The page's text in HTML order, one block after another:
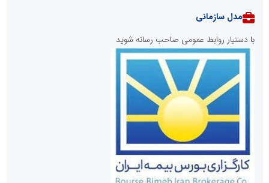
روابط عمومی خبرگزاری گزارش خبر
مدل سازمانی
با دستیار روابط عمومی صاحب رسانه شوید